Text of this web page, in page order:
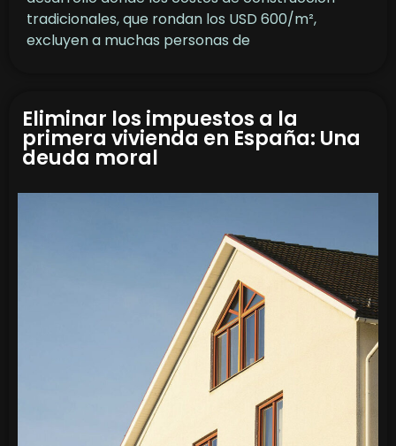
tradicionales, que rondan los USD 600/m²,
excluyen a muchas personas de
Eliminar los impuestos a la
primera vivienda en España: Una
deuda moral